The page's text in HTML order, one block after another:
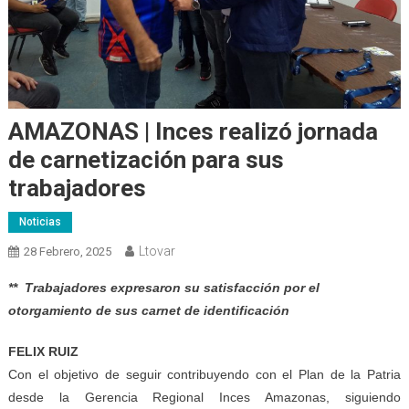
AMAZONAS | Inces realizó jornada
de carnetización para sus
trabajadores
Noticias
28 Febrero, 2025 Ltovar
** Trabajadores expresaron su satisfacción por el
otorgamiento de sus carnet de identificación
FELIX RUIZ
Con el objetivo de seguir contribuyendo con el Plan de la Patria
desde la Gerencia Regional Inces Amazonas, siguiendo